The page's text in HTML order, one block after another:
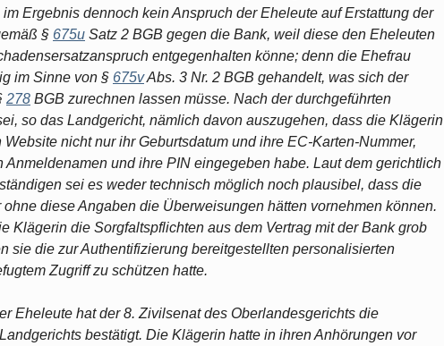
Ergebnis dennoch kein Anspruch der Eheleute auf Erstattung der
§ 675u Satz 2 BGB gegen die Bank, weil diese den Eheleuten
entgegenhalten könne; denn die Ehefrau
im Sinne von § 675vAbs. 3 Nr. 2 BGB gehandelt, was sich der
278 BGB zurechnen lassen müsse. Nach der durchgeführten
so das Landgericht, nämlich davon auszugehen, dass die Klägerin
nicht nur ihr Geburtsdatum und ihre EC-Karten-Nummer,
Anmeldenamen und ihre PIN eingegeben habe. Laut dem gerichtlich
sei es weder technisch möglich noch plausibel, dass die
diese Angaben die Überweisungen hätten vornehmen können.
Klägerin die Sorgfaltspflichten aus dem Vertrag mit der Bank grob
sie die zur Authentifizierung bereitgestellten personalisierten
Zugriff zu schützen hatte.
Eheleute hat der 8. Zivilsenat des Oberlandesgerichts die
bestätigt. Die Klägerin hatte in ihren Anhörungen vor